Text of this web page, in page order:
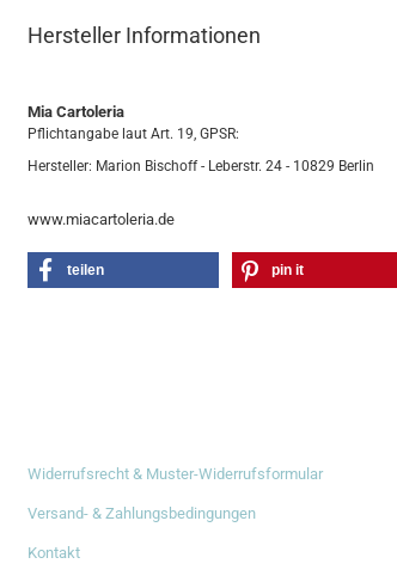
Hersteller Informationen
Mia Cartoleria
Pflichtangabe laut Art. 19, GPSR:
Hersteller: Marion Bischoff - Leberstr. 24 - 10829 Berlin
www.miacartoleria.de
teilen pin it
Widerrufsrecht & Muster-Widerrufsformular
Versand- & Zahlungsbedingungen
Kontakt